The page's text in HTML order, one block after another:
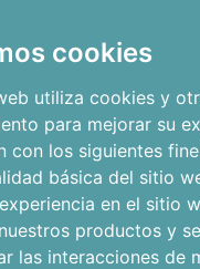
cookies
utiliza cookies y
para mejorar su
con los siguientes
básica del sitio
en el sitio
productos y
las interacciones de